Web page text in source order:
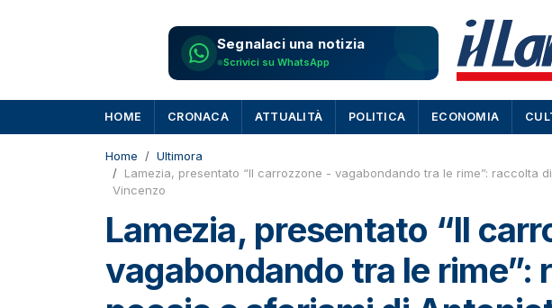
Segnalaci una notizia
Scrivici su WhatsApp
HOME CRONACA ATTUALITÀ POLITICA ECONOMIA
Home
Ultimora
Lamezia, presentato “Il carrozzone - vagabondando tra le rime”: raccolta
Vincenzo
Lamezia, presentato “Il
vagabondando tra le rime”: